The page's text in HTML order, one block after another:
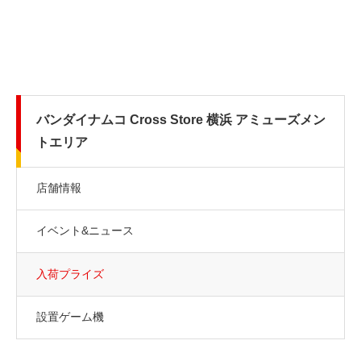
バンダイナムコ Cross Store 横浜 アミューズメン
トエリア
店舗情報
イベント&ニュース
入荷プライズ
設置ゲーム機